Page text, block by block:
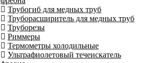
Трубогиб для медных труб
Труборасширитель для медных труб
Труборезы
Риммеры
Термометры холодильные
Ультрафиолетовый течеискатель